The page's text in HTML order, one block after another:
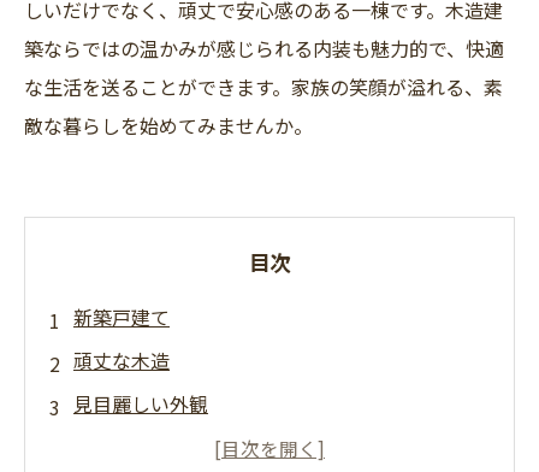
しいだけでなく、頑丈で安心感のある一棟です。木造建
築ならではの温かみが感じられる内装も魅力的で、快適
な生活を送ることができます。家族の笑顔が溢れる、素
敵な暮らしを始めてみませんか。
目次
新築戸建て
頑丈な木造
見目麗しい外観